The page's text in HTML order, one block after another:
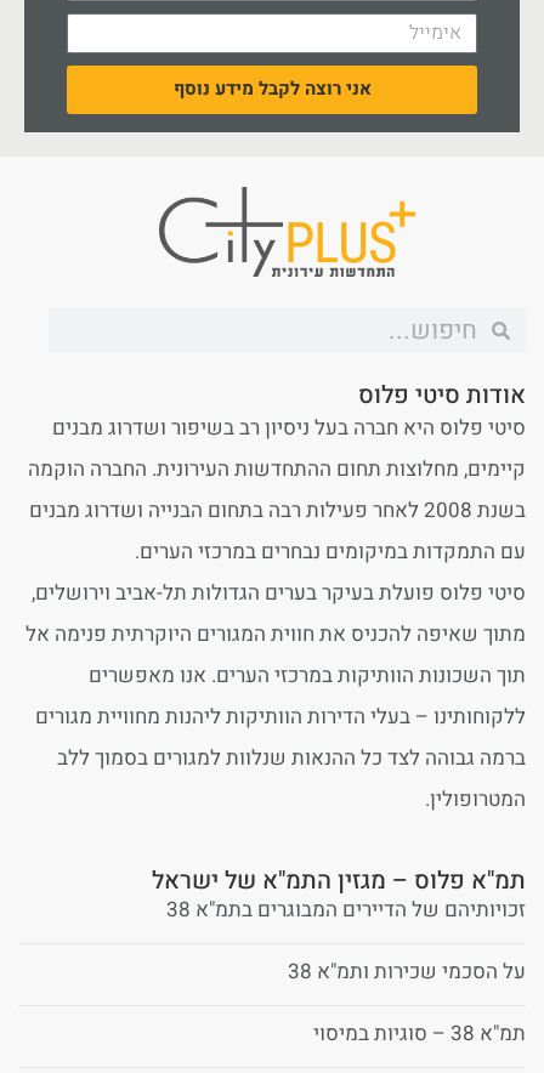
אני רוצה לקבל מידע נוסף
אודות סיטי פלוס
סיטי פלוס היא חברה בעל ניסיון רב בשיפור ושדרוג מבנים
קיימים, מחלוצות תחום ההתחדשות העירונית. החברה הוקמה
בשנת 2008 לאחר פעילות רבה בתחום הבנייה ושדרוג מבנים
עם התמקדות במיקומים נבחרים במרכזי הערים.
סיטי פלוס פועלת בעיקר בערים הגדולות תל-אביב וירושלים,
מתוך שאיפה להכניס את חווית המגורים היוקרתית פנימה אל
תוך השכונות הוותיקות במרכזי הערים. אנו מאפשרים
ללקוחותינו – בעלי הדירות הוותיקות ליהנות מחוויית מגורים
ברמה גבוהה לצד כל ההנאות שנלוות למגורים בסמוך ללב
המטרופולין.
תמ"א פלוס – מגזין התמ"א של ישראל
זכויותיהם של הדיירים המבוגרים בתמ"א 38
על הסכמי שכירות ותמ"א 38
תמ"א 38 – סוגיות במיסוי